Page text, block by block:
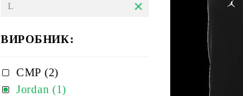
L
ВИРОБНИК:
CMP (2)
Jordan (1)